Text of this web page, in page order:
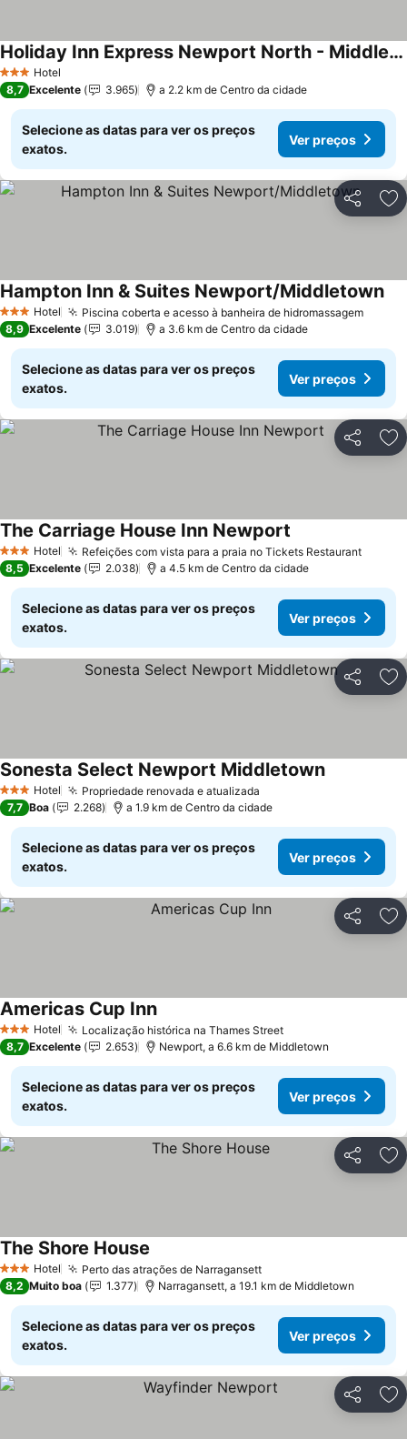
3 EstrelasHotel
Holiday Inn Express Newport North - Middletown By Ihg
8,7 Excelente 3.965 a 2.2 km de Centro da cidade
Selecione as datas para ver os preços
exatos.
Ver preços
Partilhar
3 EstrelasHotel Piscina coberta e acesso à banheira de hidromassagem
Hampton Inn & Suites Newport/Middletown
8,9 Excelente 3.019 a 3.6 km de Centro da cidade
Selecione as datas para ver os preços
exatos.
Ver preços
Partilhar
3 EstrelasHotel Refeições com vista para a praia no Tickets Restaurant
The Carriage House Inn Newport
8,5 Excelente 2.038 a 4.5 km de Centro da cidade
Selecione as datas para ver os preços
exatos.
Ver preços
Partilhar
3 EstrelasHotel Propriedade renovada e atualizada
Sonesta Select Newport Middletown
7,7 Boa 2.268 a 1.9 km de Centro da cidade
Selecione as datas para ver os preços
exatos.
Ver preços
Partilhar
3 EstrelasHotel Localização histórica na Thames Street
Americas Cup Inn
8,7 Excelente 2.653 Newport, a 6.6 km de Middletown
Selecione as datas para ver os preços
exatos.
Ver preços
Partilhar
3 EstrelasHotel Perto das atrações de Narragansett
The Shore House
8,2 Muito boa 1.377 Narragansett, a 19.1 km de Middletown
Selecione as datas para ver os preços
exatos.
Ver preços
Partilhar